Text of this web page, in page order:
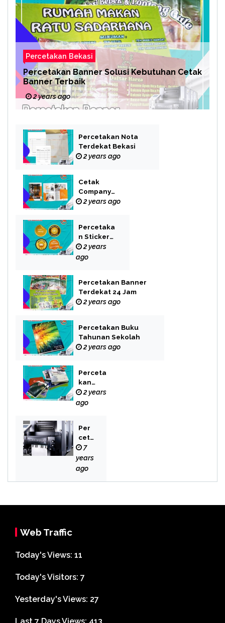
Percetakan Bekasi
Percetakan Banner Solusi Kebutuhan Cetak
Banner Terbaik
2 years ago
Percetakan Nota
Terdekat Bekasi
2 years ago
Cetak
Company
Profile Bekasi
2 years ago
Percetaka
n Sticker
Label
2 years
ago
Percetakan Banner
Terdekat 24 Jam
2 years ago
Percetakan Buku
Tahunan Sekolah
2 years ago
Perceta
kan
Buku
Novel
2 years
ago
Per
cet
aka
n
Bek
7
years
ago
Web Traffic
Today's Views: 11
Today's Visitors: 7
Yesterday's Views: 27
Last 7 Days Views: 413